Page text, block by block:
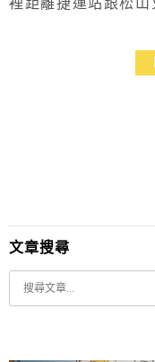
裡距離捷運站跟松
還蠻讓人驚訝 除了
崎蛋糕來下鍋 我們
文章搜尋